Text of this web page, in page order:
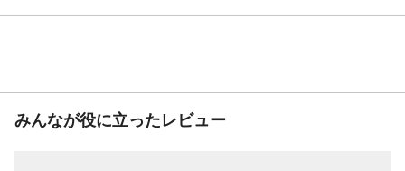
みんなが役に立ったレビュー